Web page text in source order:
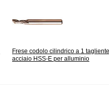
Frese codolo cilindrico a 1
acciaio HSS-E per alluminio